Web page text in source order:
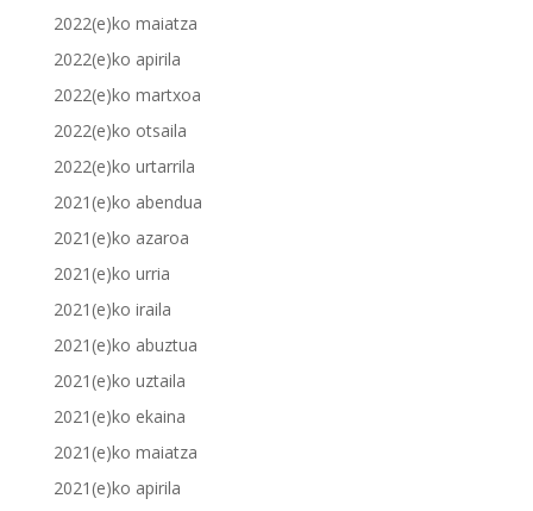
2022(e)ko maiatza
2022(e)ko apirila
2022(e)ko martxoa
2022(e)ko otsaila
2022(e)ko urtarrila
2021(e)ko abendua
2021(e)ko azaroa
2021(e)ko urria
2021(e)ko iraila
2021(e)ko abuztua
2021(e)ko uztaila
2021(e)ko ekaina
2021(e)ko maiatza
2021(e)ko apirila